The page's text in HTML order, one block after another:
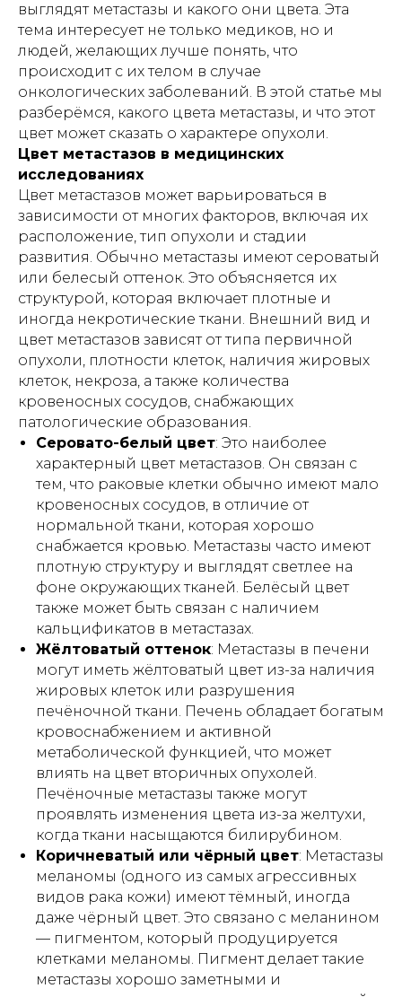
выглядят метастазы и какого они цвета. Эта
тема интересует не только медиков, но и
людей, желающих лучше понять, что
происходит с их телом в случае
онкологических заболеваний. В этой статье мы
разберёмся, какого цвета метастазы, и что этот
цвет может сказать о характере опухоли.
Цвет метастазов в медицинских
исследованиях
Цвет метастазов может варьироваться в
зависимости от многих факторов, включая их
расположение, тип опухоли и стадии
развития. Обычно метастазы имеют сероватый
или белесый оттенок. Это объясняется их
структурой, которая включает плотные и
иногда некротические ткани. Внешний вид и
цвет метастазов зависят от типа первичной
опухоли, плотности клеток, наличия жировых
клеток, некроза, а также количества
кровеносных сосудов, снабжающих
патологические образования.
Серовато-белый цвет: Это наиболее
характерный цвет метастазов. Он связан с
тем, что раковые клетки обычно имеют мало
кровеносных сосудов, в отличие от
нормальной ткани, которая хорошо
снабжается кровью. Метастазы часто имеют
плотную структуру и выглядят светлее на
фоне окружающих тканей. Белёсый цвет
также может быть связан с наличием
кальцификатов в метастазах.
Жёлтоватый оттенок: Метастазы в печени
могут иметь жёлтоватый цвет из-за наличия
жировых клеток или разрушения
печёночной ткани. Печень обладает богатым
кровоснабжением и активной
метаболической функцией, что может
влиять на цвет вторичных опухолей.
Печёночные метастазы также могут
проявлять изменения цвета из-за желтухи,
когда ткани насыщаются билирубином.
Коричневатый или чёрный цвет: Метастазы
меланомы (одного из самых агрессивных
видов рака кожи) имеют тёмный, иногда
даже чёрный цвет. Это связано с меланином
— пигментом, который продуцируется
клетками меланомы. Пигмент делает такие
метастазы хорошо заметными и